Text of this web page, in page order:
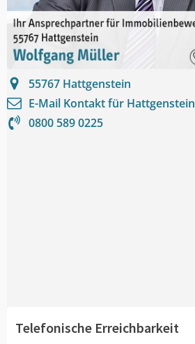
55767 Hattgenstein
E-Mail Kontakt für Hattgenstein
0800 589 0225
Telefonische Erreichbarkeit